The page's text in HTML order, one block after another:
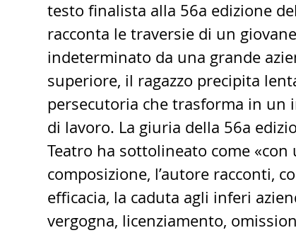
testo finalista alla 56a edizione
racconta le traversie di un
indeterminato da una grande
superiore, il ragazzo precipita
persecutoria che trasforma in un
di lavoro. La giuria della 56a
Teatro ha sottolineato come «con
composizione, l’autore racconti,
efficacia, la caduta agli inferi
vergogna, licenziamento,